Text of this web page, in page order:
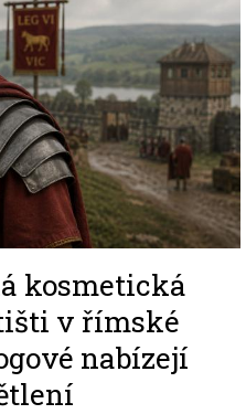
kosmetická
v římské
nabízejí